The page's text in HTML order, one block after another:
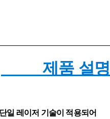
제품 설명
일 레이저 기술이 적용되어